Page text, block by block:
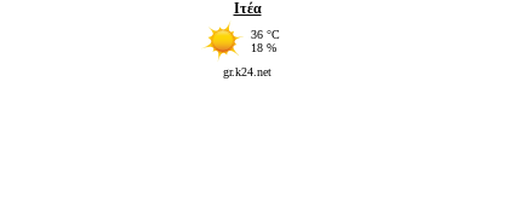
Ιτέα
36 °C
18 %
gr.k24.net